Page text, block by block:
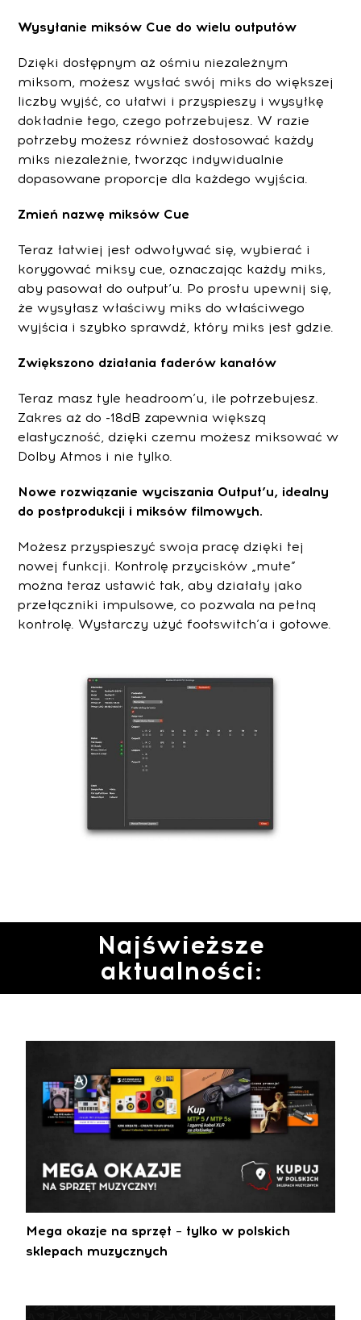
Wysyłanie miksów Cue do wielu outputów
Dzięki dostępnym aż ośmiu niezależnym
miksom, możesz wysłać swój miks do większej
liczby wyjść, co ułatwi i przyspieszy i wysyłkę
dokładnie tego, czego potrzebujesz. W razie
potrzeby możesz również dostosować każdy
miks niezależnie, tworząc indywidualnie
dopasowane proporcje dla każdego wyjścia.
Zmień nazwę miksów Cue
Teraz łatwiej jest odwoływać się, wybierać i
korygować miksy cue, oznaczając każdy miks,
aby pasował do output’u. Po prostu upewnij się,
że wysyłasz właściwy miks do właściwego
wyjścia i szybko sprawdź, który miks jest gdzie.
Zwiększono działania faderów kanałów
Teraz masz tyle headroom’u, ile potrzebujesz.
Zakres aż do -18dB zapewnia większą
elastyczność, dzięki czemu możesz miksować w
Dolby Atmos i nie tylko.
Nowe rozwiązanie wyciszania Output’u, idealny
do postprodukcji i miksów filmowych.
Możesz przyspieszyć swoja pracę dzięki tej
nowej funkcji. Kontrolę przycisków „mute”
można teraz ustawić tak, aby działały jako
przełączniki impulsowe, co pozwala na pełną
kontrolę. Wystarczy użyć footswitch’a i gotowe.
Najświeższe
aktualności:
Mega okazje na sprzęt – tylko w polskich
sklepach muzycznych